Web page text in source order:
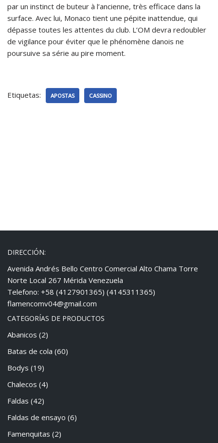
par un instinct de buteur à l’ancienne, très efficace dans la
surface. Avec lui, Monaco tient une pépite inattendue, qui
dépasse toutes les attentes du club. L’OM devra redoubler
de vigilance pour éviter que le phénomène danois ne
poursuive sa série au pire moment.
Etiquetas: APOSTAS CASSINO
DIRECCIÓN:
Avenida Andrés Bello Centro Comercial Alto Chama Torre
Norte Local 267 Mérida Venezuela
Telefono: +58 (4127901365) (4145311365)
flamencomv04@gmail.com
CATEGORÍAS DE PRODUCTOS
Abanicos (2)
Batas de cola (60)
Bodys (19)
Chalecos (4)
Faldas (42)
Faldas de ensayo (6)
Famenquitas (2)